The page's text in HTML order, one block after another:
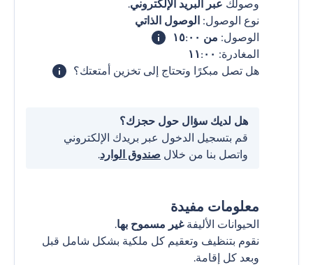
وصولك عبر البريد الإلكتروني.
نوع الوصول: الوصول الذاتي
الوصول: من ١٥:٠٠
المغادرة: ١١:٠٠
هل تصل مبكرًا وتحتاج إلى تخزين أمتعتك؟
هل لديك سؤال حول حجزك؟
قم بتسجيل الدخول عبر بريدك الإلكتروني
واتصل بنا من خلال صندوق الوارد.
معلومات مفيدة
الحيوانات الأليفةغير مسموح بها.
نقوم بتنظيف وتعقيم كل ملكية بشكل شامل قبل
وبعد كل إقامة.